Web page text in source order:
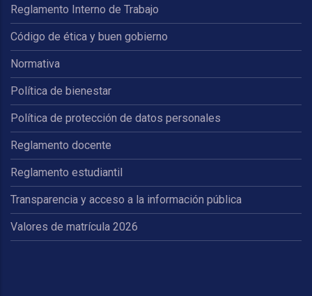
Reglamento Interno de Trabajo
Código de ética y buen gobierno
Normativa
Política de bienestar
Política de protección de datos personales
Reglamento docente
Reglamento estudiantil
Transparencia y acceso a la información pública
Valores de matrícula 2026